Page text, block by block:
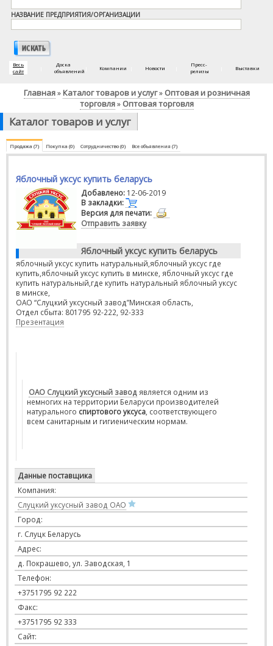
НАЗВАНИЕ ПРЕДПРИЯТИЯ/ОРГАНИЗАЦИИ
Весь
сайт
Доска
объявлений
Компании Новости
Пресс-
релизы
Выставки
Главная» Каталог товаров и услуг» Оптовая и розничная
торговля» Оптовая торговля
Каталог товаров и услуг
Продажа (7) Покупка (0) Сотрудничество (0) Все объявления (7)
Яблочный уксус купить беларусь
Добавлено: 12-06-2019
В закладки:
Версия для печати:
Отправить заявку
Яблочный уксус купить беларусь
яблочный уксус купить натуральный,яблочный уксус где
купить,яблочный уксус купить в минске, яблочный уксус где
купить натуральный,где купить натуральный яблочный уксус
в минске,
ОАО “Слуцкий уксусный завод”Минская область,
Отдел сбыта: 801795 92-222, 92-333
Презентация
ОАО Слуцкий уксусный завод является одним из
немногих на территории Беларуси производителей
натурального спиртового уксуса , соответствующего
всем санитарным и гигиеническим нормам.
Данные поставщика
Компания:
Слуцкий уксусный завод ОАО
Город:
г. Слуцк Беларусь
Адрес:
д. Покрашево, ул. Заводская, 1
Телефон:
+3751795 92 222
Факс:
+3751795 92 333
Сайт: